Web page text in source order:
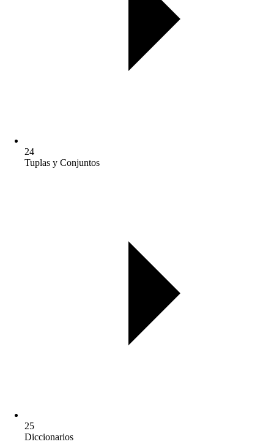
24
Tuplas y Conjuntos
25
Diccionarios